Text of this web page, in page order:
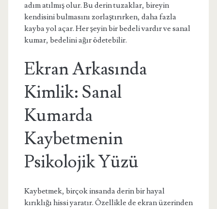
adım atılmış olur. Bu derin tuzaklar, bireyin
kendisini bulmasını zorlaştırırken, daha fazla
kayba yol açar. Her şeyin bir bedeli vardır ve sanal
kumar, bedelini ağır ödetebilir.
Ekran Arkasında
Kimlik: Sanal
Kumarda
Kaybetmenin
Psikolojik Yüzü
Kaybetmek, birçok insanda derin bir hayal
kırıklığı hissi yaratır. Özellikle de ekran üzerinden